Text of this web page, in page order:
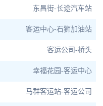
东昌街-长途汽车站
客运中心-石狮加油站
客运公司-桥头
幸福花园-客运中心
马群客运站-客运公司